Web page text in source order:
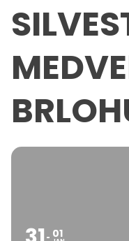
01